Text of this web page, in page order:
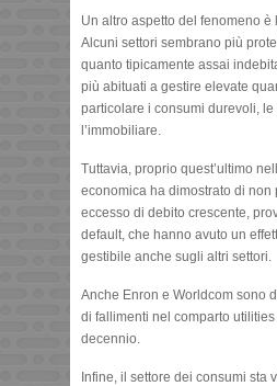
Un altro aspetto del fenomeno è
Alcuni settori sembrano più
quanto tipicamente assai
più abituati a gestire elevate
particolare i consumi durevoli, le
l’immobiliare.
Tuttavia, proprio quest’ultimo
economica ha dimostrato di non
eccesso di debito crescente,
default, che hanno avuto un
gestibile anche sugli altri settori.
Anche Enron e Worldcom sono
di fallimenti nel comparto
decennio.
Infine, il settore dei consumi sta